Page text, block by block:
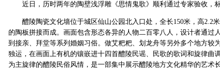
近日，历时两年的陶壁浅浮雕《思情鬼歌》顺利通过专家验收，
醴陵陶瓷文化墙位于城区仙山公园北入口处，全长150米，高2.2米
的陶板拼接而成。画面包含形态各异的人物二百零八人，设计者通过
到接亲、拜堂等系列婚姻习俗。做艾粑粑、划龙舟等另外多个地方较
独运，在画面上有机的镶嵌进十四首醴陵民谣、民歌的歌词和旋律曲
为主旋律的醴陵民俗风情，是一部集中展示醴陵地方文化精华的艺术